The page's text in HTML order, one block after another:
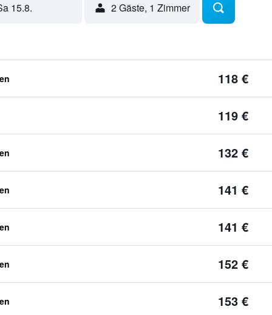
15.8. 2 Gäste, 1 Zimmer
118 €
119 €
132 €
141 €
141 €
152 €
153 €